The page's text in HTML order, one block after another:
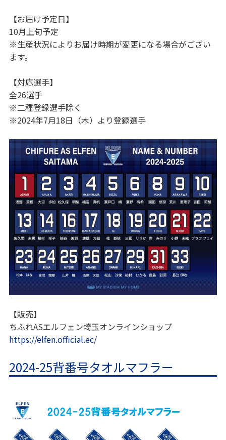
【お届け予定日】
10月上旬予定
※生産状況によりお届け時期が変更になる場合がござい
ます。
【対応選手】
全26選手
※二種登録選手除く
※2024年7月18日（木）より登録選手
【販売】
ちふれASエルフェン埼玉オンラインショップ
https://elfen.official.ec/
2024-25背番号タオルマフラー